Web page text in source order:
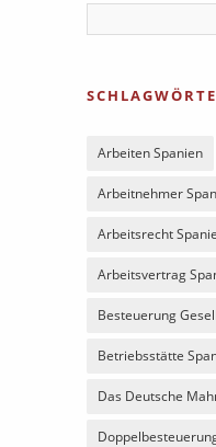
Arbeiten Spanien
Arbeitnehmer
Arbeitsrecht
Arbeitsvertrag
Besteuerung
Betriebsstätte
Das Deutsche